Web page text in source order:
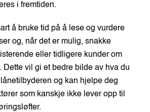
i fremtiden.
å bruke tid på å lese og vurdere
og, når det er mulig, snakke
eller tidligere kunder om
Dette vil gi et bedre bilde av hva du
og kan hjelpe deg
som kanskje ikke lever opp til